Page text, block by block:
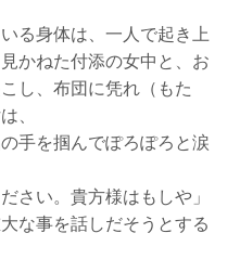
る身体は、一人で起き上
かねた付添の女中と、お
し、布団に凭れ（もた
、
手を掴んでぽろぽろと涙
さい。貴方様はもしや」
な事を話しだそうとする